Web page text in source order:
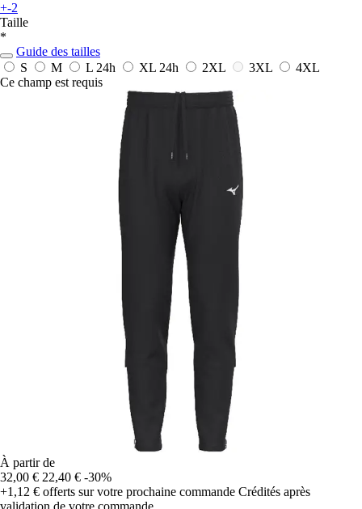
+-2
Taille
*
Guide des tailles
S
M L 24h XL 24h 2XL 3XL
4XL
Ce champ est requis
À partir de
32,00 € 22,40 € -30%
+1,12 € offerts sur votre prochaine commande Crédités après